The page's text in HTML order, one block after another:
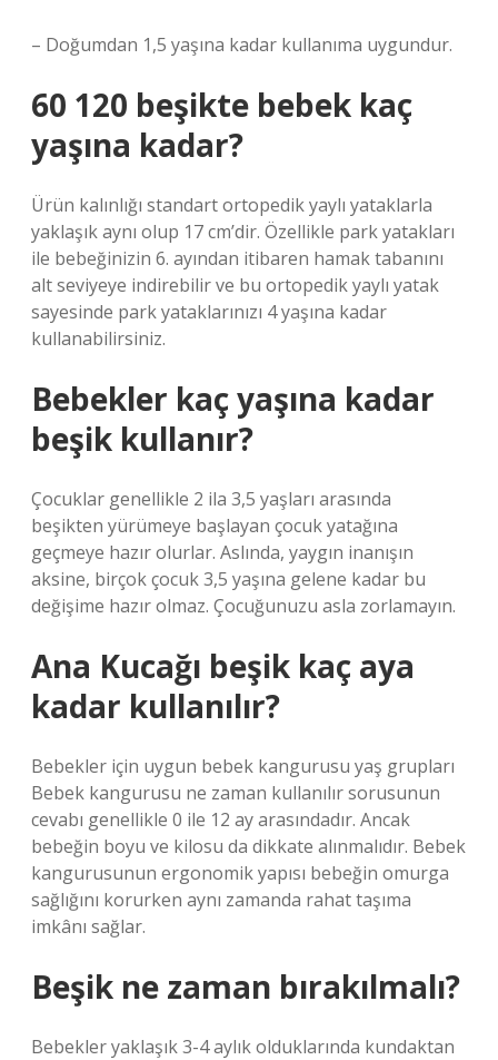
– Doğumdan 1,5 yaşına kadar kullanıma uygundur.
60 120 beşikte bebek kaç
yaşına kadar?
Ürün kalınlığı standart ortopedik yaylı yataklarla
yaklaşık aynı olup 17 cm’dir. Özellikle park yatakları
ile bebeğinizin 6. ayından itibaren hamak tabanını
alt seviyeye indirebilir ve bu ortopedik yaylı yatak
sayesinde park yataklarınızı 4 yaşına kadar
kullanabilirsiniz.
Bebekler kaç yaşına kadar
beşik kullanır?
Çocuklar genellikle 2 ila 3,5 yaşları arasında
beşikten yürümeye başlayan çocuk yatağına
geçmeye hazır olurlar. Aslında, yaygın inanışın
aksine, birçok çocuk 3,5 yaşına gelene kadar bu
değişime hazır olmaz. Çocuğunuzu asla zorlamayın.
Ana Kucağı beşik kaç aya
kadar kullanılır?
Bebekler için uygun bebek kangurusu yaş grupları
Bebek kangurusu ne zaman kullanılır sorusunun
cevabı genellikle 0 ile 12 ay arasındadır. Ancak
bebeğin boyu ve kilosu da dikkate alınmalıdır. Bebek
kangurusunun ergonomik yapısı bebeğin omurga
sağlığını korurken aynı zamanda rahat taşıma
imkânı sağlar.
Beşik ne zaman bırakılmalı?
Bebekler yaklaşık 3-4 aylık olduklarında kundaktan